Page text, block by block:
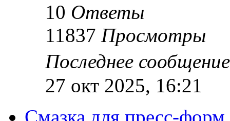
10 Ответы
11837 Просмотры
Последнее
27 окт 2025, 16:21
Смазка для пресс-форм